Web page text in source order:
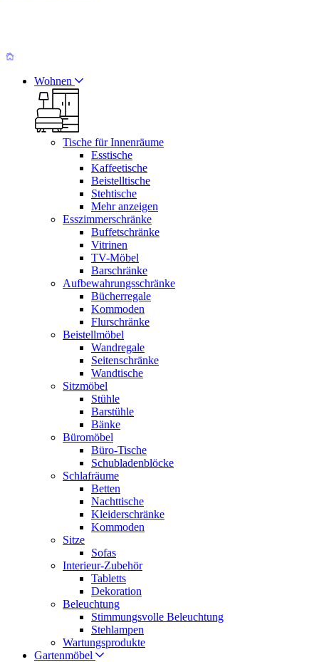
Wohnen
Tische für Innenräume
Esstische
Kaffeetische
Beistelltische
Stehtische
Mehr anzeigen
Esszimmerschränke
Buffetschränke
Vitrinen
TV-Möbel
Barschränke
Aufbewahrungsschränke
Bücherregale
Kommoden
Flurschränke
Beistellmöbel
Wandregale
Seitenschränke
Wandtische
Sitzmöbel
Stühle
Barstühle
Bänke
Büromöbel
Büro-Tische
Schubladenblöcke
Schlafräume
Betten
Nachttische
Kleiderschränke
Kommoden
Sitze
Sofas
Interieur-Zubehör
Tabletts
Dekoration
Beleuchtung
Stimmungsvolle Beleuchtung
Stehlampen
Wartungsprodukte
Gartenmöbel